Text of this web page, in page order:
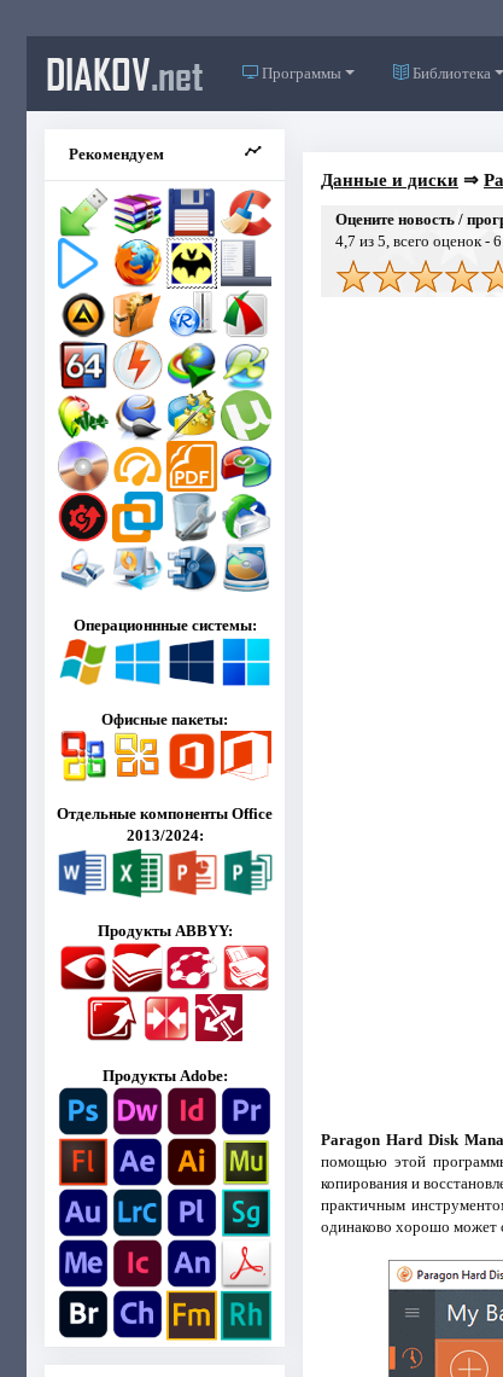
DIAKOV.net Программы Библиотека
Рекомендуем
Операционнные системы:
Офисные пакеты:
Отдельные компоненты Office
2013/2024:
Продукты ABBYY:
Продукты Adobe:
Данные и диски⇒
Оцените новость /
4,7 из 5, всего оценок - 6
Paragon Hard Disk
помощью этой
копирования и
практичным
одинаково хорошо может